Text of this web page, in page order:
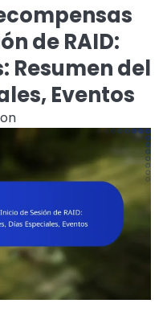
de RAID:
Resumen del
Eventos